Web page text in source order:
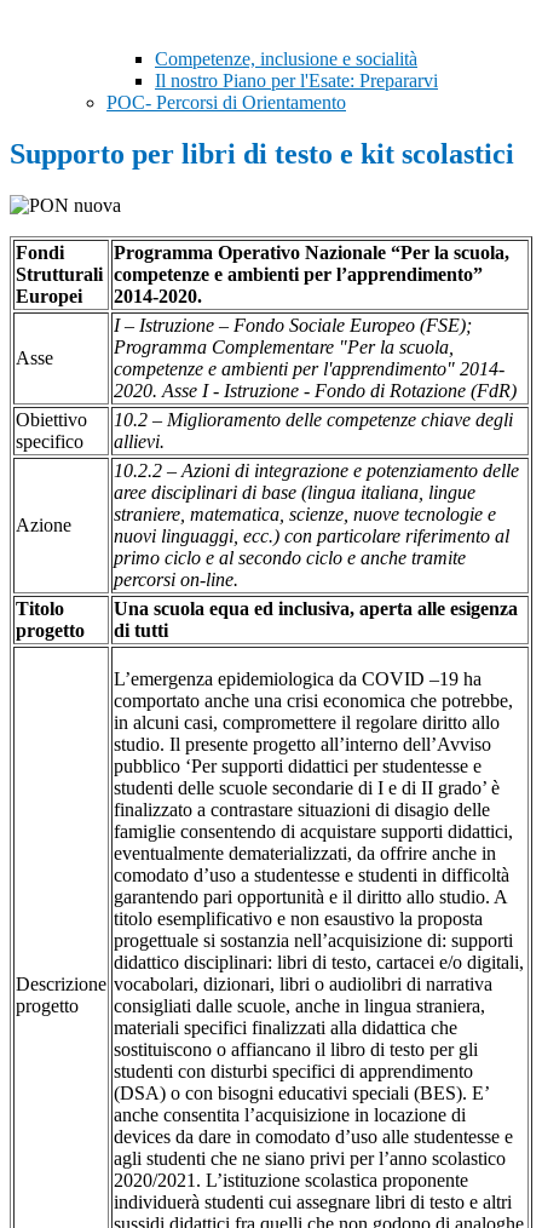
Competenze, inclusione e socialità
Il nostro Piano per l'Esate: Prepararvi
POC- Percorsi di Orientamento
Supporto per libri di testo e kit scolastici
Fondi
Strutturali
Europei
Programma Operativo Nazionale “Per la scuola,
competenze e ambienti per l’apprendimento”
2014-2020.
Asse
I – Istruzione – Fondo Sociale Europeo (FSE);
Programma Complementare "Per la scuola,
competenze e ambienti per l'apprendimento" 2014-
2020. Asse I - Istruzione - Fondo di Rotazione (FdR)
Obiettivo
specifico
10.2 – Miglioramento delle competenze chiave degli
allievi.
Azione
10.2.2 – Azioni di integrazione e potenziamento delle
aree disciplinari di base (lingua italiana, lingue
straniere, matematica, scienze, nuove tecnologie e
nuovi linguaggi, ecc.) con particolare riferimento al
primo ciclo e al secondo ciclo e anche tramite
percorsi on-line.
Titolo
progetto
Una scuola equa ed inclusiva, aperta alle esigenza
di tutti
Descrizione
progetto
L’emergenza epidemiologica da COVID –19 ha
comportato anche una crisi economica che potrebbe,
in alcuni casi, compromettere il regolare diritto allo
studio. Il presente progetto all’interno dell’Avviso
pubblico ‘Per supporti didattici per studentesse e
studenti delle scuole secondarie di I e di II grado’ è
finalizzato a contrastare situazioni di disagio delle
famiglie consentendo di acquistare supporti didattici,
eventualmente dematerializzati, da offrire anche in
comodato d’uso a studentesse e studenti in difficoltà
garantendo pari opportunità e il diritto allo studio. A
titolo esemplificativo e non esaustivo la proposta
progettuale si sostanzia nell’acquisizione di: supporti
didattico disciplinari: libri di testo, cartacei e/o digitali,
vocabolari, dizionari, libri o audiolibri di narrativa
consigliati dalle scuole, anche in lingua straniera,
materiali specifici finalizzati alla didattica che
sostituiscono o affiancano il libro di testo per gli
studenti con disturbi specifici di apprendimento
(DSA) o con bisogni educativi speciali (BES). E’
anche consentita l’acquisizione in locazione di
devices da dare in comodato d’uso alle studentesse e
agli studenti che ne siano privi per l’anno scolastico
2020/2021. L’istituzione scolastica proponente
individuerà studenti cui assegnare libri di testo e altri